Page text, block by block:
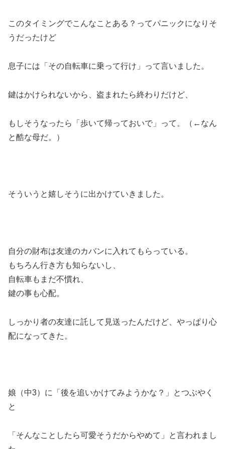
このタイミングでこんなことある？ってパニックになりそ
うだったけど
息子には「その自転車に乗って行け」って言いました。
鍵はかけられないから、盗まれたら終わりだけど、
もしそうなったら「歩いて帰っておいで」って。（←なん
と酷な母だ。）
そういうと嬉しそうに出かけていきました。
自分の財布は友達のカバンに入れてもらっている。
もちろん行き方も知らないし、
自転車もまだ不慣れ、
鍵の事も心配。
しっかり者の友達に託して見送ったんだけど、やっぱり心
配になってきた。
娘（中3）に「後を追いかけてみようかな？」とつぶやく
と
「そんなことしたら可愛そうだからやめて」と言われまし